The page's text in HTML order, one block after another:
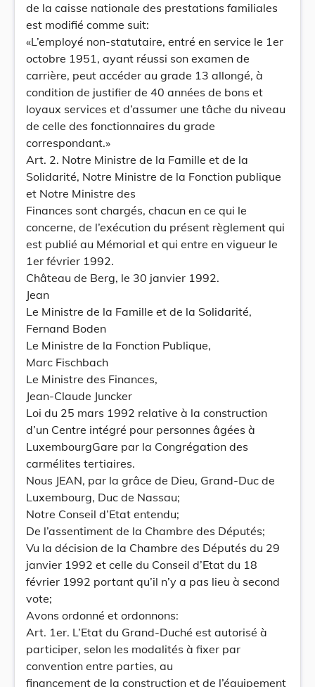
de la caisse nationale des prestations familiales
est modifié comme suit:
«L’employé non-statutaire, entré en service le 1er
octobre 1951, ayant réussi son examen de
carrière, peut accéder au grade 13 allongé, à
condition de justifier de 40 années de bons et
loyaux services et d’assumer une tâche du niveau
de celle des fonctionnaires du grade
correspondant.»
Art. 2. Notre Ministre de la Famille et de la
Solidarité, Notre Ministre de la Fonction publique
et Notre Ministre des
Finances sont chargés, chacun en ce qui le
concerne, de l’exécution du présent règlement qui
est publié au Mémorial et qui entre en vigueur le
1er février 1992.
Château de Berg, le 30 janvier 1992.
Jean
Le Ministre de la Famille et de la Solidarité,
Fernand Boden
Le Ministre de la Fonction Publique,
Marc Fischbach
Le Ministre des Finances,
Jean-Claude Juncker
Loi du 25 mars 1992 relative à la construction
d’un Centre intégré pour personnes âgées à
LuxembourgGare par la Congrégation des
carmélites tertiaires.
Nous JEAN, par la grâce de Dieu, Grand-Duc de
Luxembourg, Duc de Nassau;
Notre Conseil d’Etat entendu;
De l’assentiment de la Chambre des Députés;
Vu la décision de la Chambre des Députés du 29
janvier 1992 et celle du Conseil d’Etat du 18
février 1992 portant qu’il n’y a pas lieu à second
vote;
Avons ordonné et ordonnons:
Art. 1er. L’Etat du Grand-Duché est autorisé à
participer, selon les modalités à fixer par
convention entre parties, au
financement de la construction et de l’équipement